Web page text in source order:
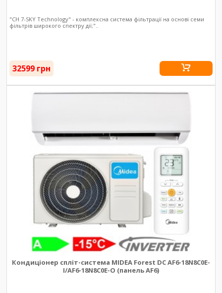
"CH 7-SKY Technology" - комплексна система фільтрації на основі семи
фільтрів широкого спектру дії;"..
32599 грн
Кондиціонер спліт-система MIDEA Forest DC AF6-18N8C0E-
I/AF6-18N8C0E-O (панель AF6)